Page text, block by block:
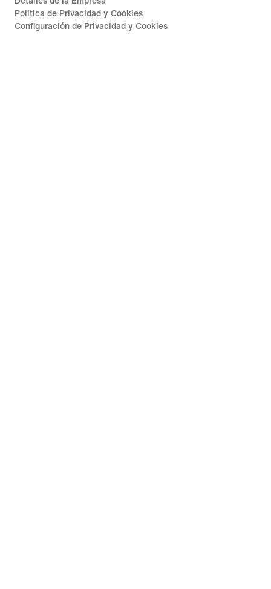
Política de Privacidad y Cookies
Configuración de Privacidad y Cookies